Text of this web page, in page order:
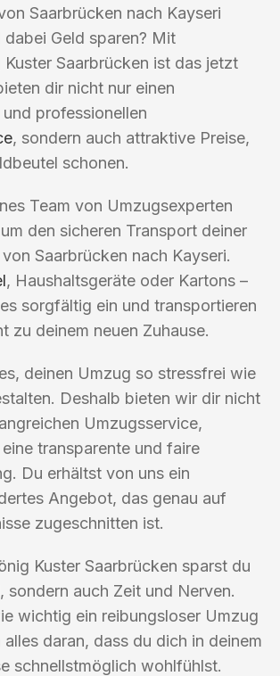
Saarbrücken nach Kayseri
dabei Geld sparen? Mit
Saarbrücken ist das jetzt
dir nicht nur einen
professionellen
, sondern auch attraktive Preise,
schonen.
Team von Umzugsexperten
den sicheren Transport deiner
Saarbrücken nach Kayseri.
, Haushaltsgeräte oder Kartons –
sorgfältig ein und transportieren
zu deinem neuen Zuhause.
deinen Umzug so stressfrei wie
Deshalb bieten wir dir nicht
Umzugsservice,
transparente und faire
Du erhältst von uns ein
Angebot, das genau auf
zugeschnitten ist.
Kuster Saarbrücken sparst du
sondern auch Zeit und Nerven.
wichtig ein reibungsloser Umzug
daran, dass du dich in deinem
schnellstmöglich wohlfühlst.